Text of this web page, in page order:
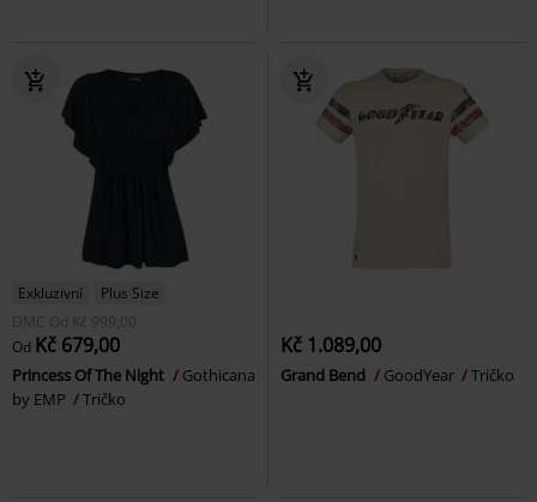
Exkluzivní
Plus Size
DMC Od Kč 999,00
Od Kč 679,00
Princess Of The Night
Gothicana
by EMP
Tričko
Kč 1.089,00
Grand Bend GoodYear Tričko